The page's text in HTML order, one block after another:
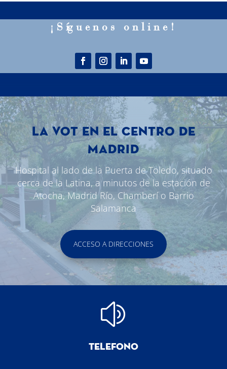
¡S íguenos online!
LA VOT EN EL CENTRO DE
MADRID
Hospital al lado de la Puerta de Toledo, situado
cerca de la Latina, a minutos de la estación de
Atocha, Madrid Río, Chamberí o Barrio
Salamanca
ACCESO A DIRECCIONES
z
TELEFONO